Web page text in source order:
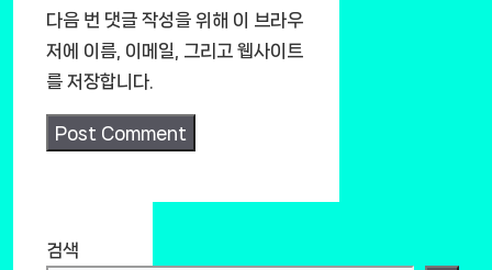
다음 번 댓글 작성을 위해 이 브라우
저에 이름, 이메일, 그리고 웹사이트
를 저장합니다.
검색